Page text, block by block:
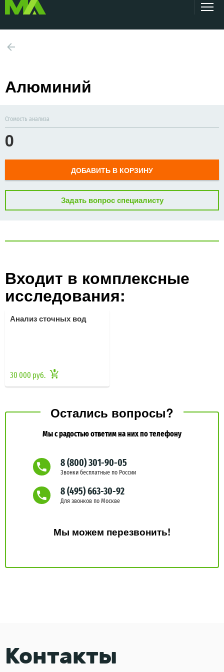
Алюминий
Входит в комплексные
исследования:
Анализ сточных вод
30 000 руб.
Остались вопросы?
Мы с радостью ответим на них по телефону
8 (800) 301-90-05
Звонки бесплатные по России
8 (495) 663-30-92
Для звонков по Москве
Мы можем перезвонить!
Стомость анализа
0
ДОБАВИТЬ В КОРЗИНУ
Задать вопрос специалисту
Контакты